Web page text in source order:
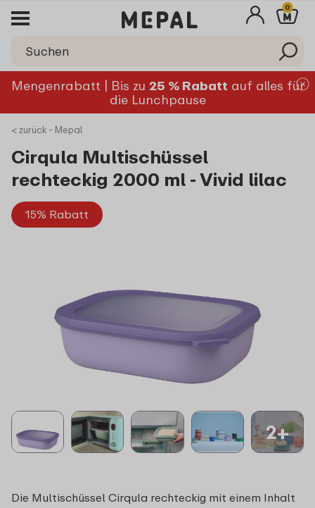
0
Mengenrabatt | Bis zu 25 % Rabatt auf alles für
die Lunchpause
< zurück - Mepal
Cirqula Multischüssel
rechteckig 2000 ml - Vivid lilac
15% Rabatt
2+
Die Multischüssel Cirqula rechteckig mit einem Inhalt